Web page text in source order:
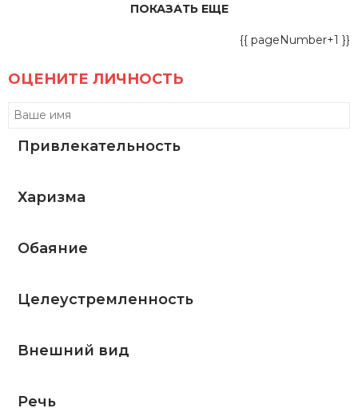
ПОКАЗАТЬ ЕЩЕ
{{ pageNumber+1 }}
ОЦЕНИТЕ ЛИЧНОСТЬ
Привлекательность
Харизма
Обаяние
Целеустремленность
Внешний вид
Речь